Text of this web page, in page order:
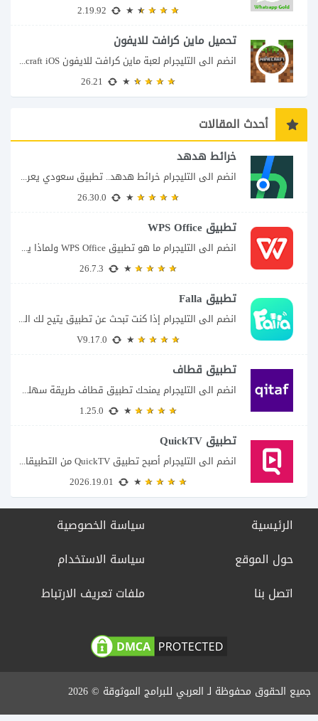
تحميل ماين كرافت للايفون
انضم الى التليجرام لعبة ماين كرافت للايفون Minecraft iOS تُعد لعبة Minecraft واحدة من...
أحدث المقالات
خرائط هدهد
انضم الى التليجرام خرائط هدهد.. تطبيق سعودي يعرف تفاصيل الطريق قبل أن تبدأ رحلتك...
تطبيق WPS Office
انضم الى التليجرام ما هو تطبيق WPS Office ولماذا يمكن أن يغنيك عن عدة...
تطبيق Falla
انضم الى التليجرام إذا كنت تبحث عن تطبيق يتيح لك الدخول إلى غرف دردشة...
تطبيق قطاف
انضم الى التليجرام يمنحك تطبيق قطاف طريقة سهلة لمتابعة نقاط المكافآت والاستفادة منها في...
تطبيق QuickTV
انضم الى التليجرام أصبح تطبيق QuickTV من التطبيقات التي تستهدف محبي المسلسلات السريعة، إذ...
الرئيسية
حول الموقع
اتصل بنا
سياسة الخصوصية
سياسة الاستخدام
ملفات تعريف الارتباط
جميع الحقوق محفوظة لـ العربي للبرامج الموثوقة © 2026